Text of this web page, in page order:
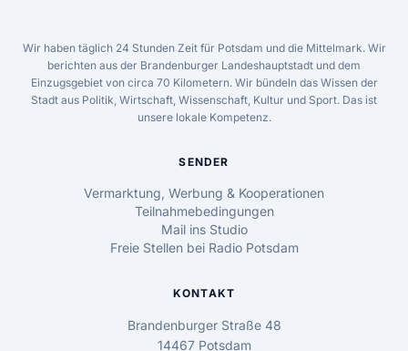
Wir haben täglich 24 Stunden Zeit für Potsdam und die Mittelmark. Wir
berichten aus der Brandenburger Landeshauptstadt und dem
Einzugsgebiet von circa 70 Kilometern. Wir bündeln das Wissen der
Stadt aus Politik, Wirtschaft, Wissenschaft, Kultur und Sport. Das ist
unsere lokale Kompetenz.
SENDER
Vermarktung, Werbung & Kooperationen
Teilnahmebedingungen
Mail ins Studio
Freie Stellen bei Radio Potsdam
KONTAKT
Brandenburger Straße 48
14467 Potsdam